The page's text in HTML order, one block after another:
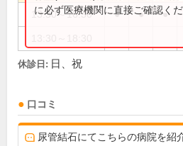
13:30～16:30 ● ● ●
に必ず医療機関に直接ご確認くだ
休診日: 日、祝
口コミ
尿管結石にてこちらの病院を紹